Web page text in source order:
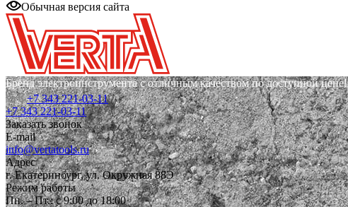
Обычная версия сайта
Бренд электроинструмента с отличным качеством по доступной цене!
+7 343 221-03-11
+7 343 221-03-11
Заказать звонок
E-mail
info@vertatools.ru
Адрес
г. Екатеринбург, ул. Окружная 88Э
Режим работы
Пн. – Пт.: с 9:00 до 18:00